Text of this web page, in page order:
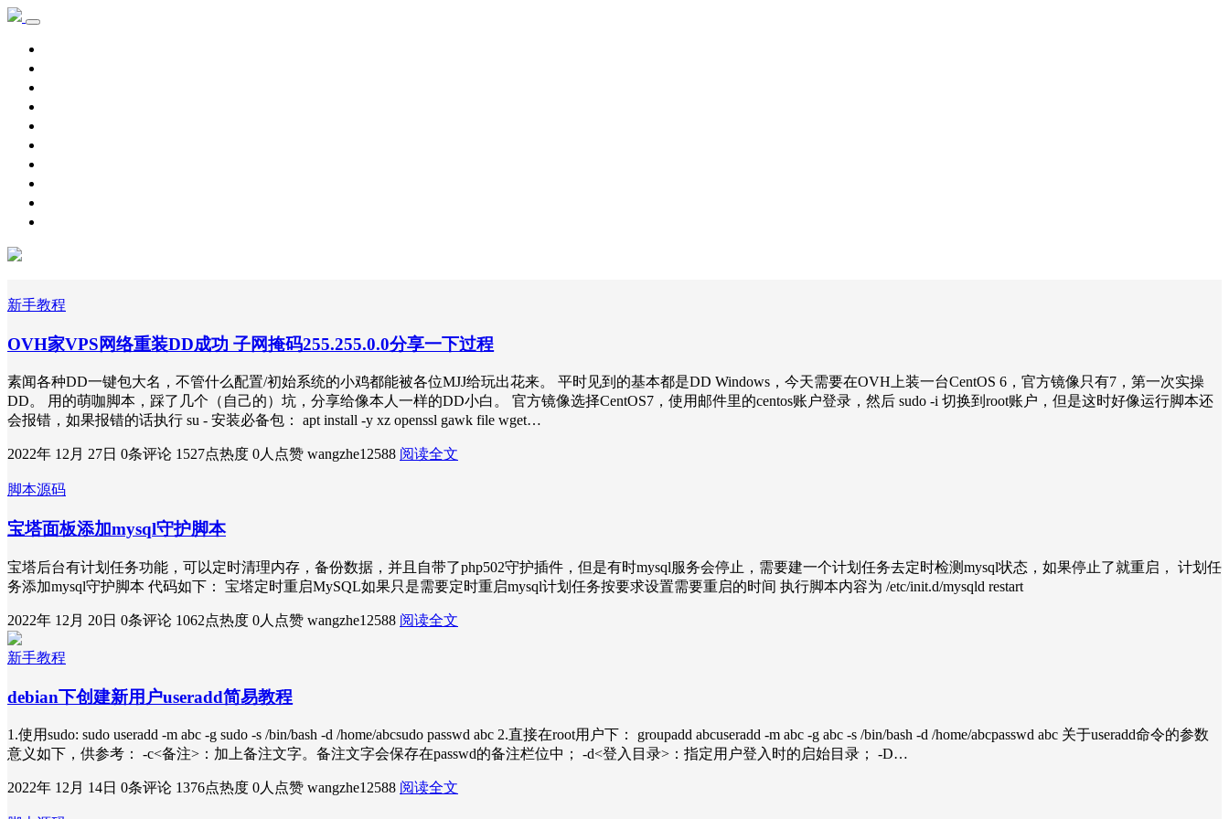
新手教程
OVH家VPS网络重装DD成功 子网掩码255.255.0.0分享一下过程
素闻各种DD一键包大名，不管什么配置/初始系统的小鸡都能被各位MJJ给玩出花来。 平时见到的基本都是DD Windows，今天需要在OVH上装一台CentOS 6，官方镜像只有7，第一次实操
DD。 用的萌咖脚本，踩了几个（自己的）坑，分享给像本人一样的DD小白。 官方镜像选择CentOS7，使用邮件里的centos账户登录，然后 sudo -i 切换到root账户，但是这时好像运行脚本还
会报错，如果报错的话执行 su - 安装必备包： apt install -y xz openssl gawk file wget…
2022年 12月 27日 0条评论 1527点热度 0人点赞 wangzhe12588 阅读全文
脚本源码
宝塔面板添加mysql守护脚本
宝塔后台有计划任务功能，可以定时清理内存，备份数据，并且自带了php502守护插件，但是有时mysql服务会停止，需要建一个计划任务去定时检测mysql状态，如果停止了就重启， 计划任
务添加mysql守护脚本 代码如下： 宝塔定时重启MySQL如果只是需要定时重启mysql计划任务按要求设置需要重启的时间 执行脚本内容为 /etc/init.d/mysqld restart
2022年 12月 20日 0条评论 1062点热度 0人点赞 wangzhe12588 阅读全文
新手教程
debian下创建新用户useradd简易教程
1.使用sudo: sudo useradd -m abc -g sudo -s /bin/bash -d /home/abcsudo passwd abc 2.直接在root用户下： groupadd abcuseradd -m abc -g abc -s /bin/bash -d /home/abcpasswd abc 关于useradd命令的参数
意义如下，供参考： -c<备注>：加上备注文字。备注文字会保存在passwd的备注栏位中； -d<登入目录>：指定用户登入时的启始目录； -D…
2022年 12月 14日 0条评论 1376点热度 0人点赞 wangzhe12588 阅读全文